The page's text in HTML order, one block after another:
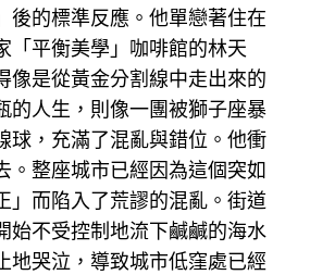
後的標準反應。他單戀著住在
「平衡美學」咖啡館的林天
像是從黃金分割線中走出來的
的人生，則像一團被獅子座暴
球，充滿了混亂與錯位。他衝
。整座城市已經因為這個突如
」而陷入了荒謬的混亂。街道
始不受控制地流下鹹鹹的海水
地哭泣，導致城市低窪處已經